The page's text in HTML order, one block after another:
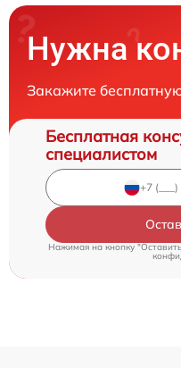
Нужна
Закажите
Бесплатная
специалистом
Нажимая на кнопку